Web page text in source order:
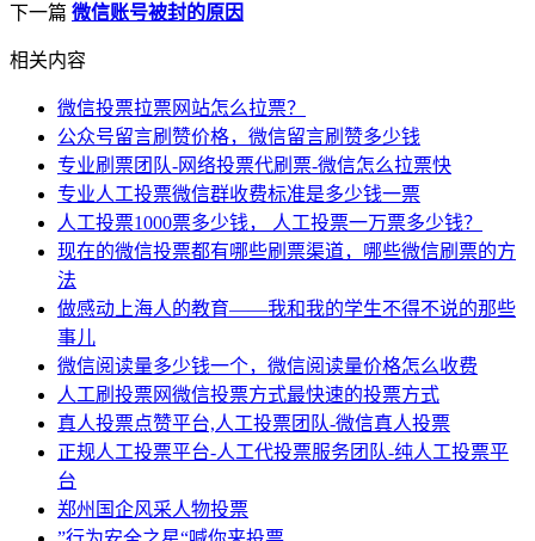
下一篇 微信账号被封的原因
相关内容
微信投票拉票网站怎么拉票？
公众号留言刷赞价格，微信留言刷赞多少钱
专业刷票团队-网络投票代刷票-微信怎么拉票快
专业人工投票微信群收费标准是多少钱一票
人工投票1000票多少钱， 人工投票一万票多少钱？
现在的微信投票都有哪些刷票渠道，哪些微信刷票的方
法
做感动上海人的教育——我和我的学生不得不说的那些
事儿
微信阅读量多少钱一个，微信阅读量价格怎么收费
人工刷投票网微信投票方式最快速的投票方式
真人投票点赞平台,人工投票团队-微信真人投票
正规人工投票平台-人工代投票服务团队-纯人工投票平
台
郑州国企风采人物投票